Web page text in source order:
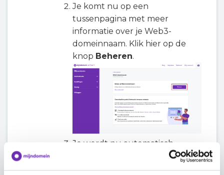
Je komt nu op een
tussenpagina met meer
informatie over je Web3-
domeinnaam. Klik hier op de
knop Beheren.
Je wordt nu automatisch
doorverwezen naar je Web3-
domeinnaam beheeromgeving.